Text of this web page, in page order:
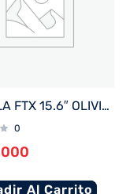
MOCHILA FTX 15.6″ OLIVIA-KH KHAKI
0
Al Carrito